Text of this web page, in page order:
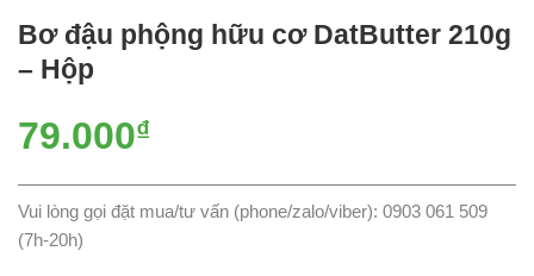
Bơ đậu phộng hữu cơ DatButter 210g
– Hộp
79.000₫
Vui lòng gọi đặt mua/tư vấn (phone/zalo/viber): 0903 061 509
(7h-20h)